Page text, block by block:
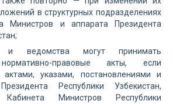
в структурных подразделениях
Министров и аппарата Президента
и ведомства могут принимать
правовые акты, если
актами, указами, постановлениями и
Республики Узбекистан,
Кабинета Министров Республики